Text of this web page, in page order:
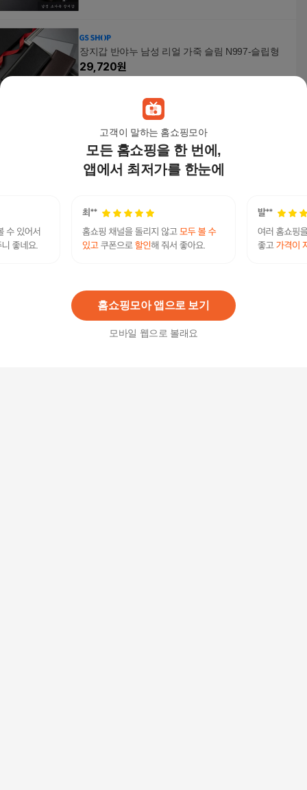
고객이 말하는 홈쇼핑모아
모든 홈쇼핑을 한 번에,
앱에서 최저가를 한눈에
홈쇼핑모아 앱으로 보기
모바일 웹으로 볼래요
장지갑 반야누 남성 리얼 가죽 슬림 N997-슬립형
29,720원
남성장지갑 반야누 남성 리얼 가죽 슬림 장지갑 N9
97-슬립형
29,720 원
남성장지갑 반야누 남성 리얼 가죽 슬림 장지갑 N9